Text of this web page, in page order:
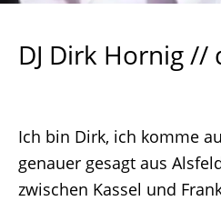
DJ Dirk Hornig //
Ich bin Dirk, ich komme
genauer gesagt aus
zwischen Kassel und